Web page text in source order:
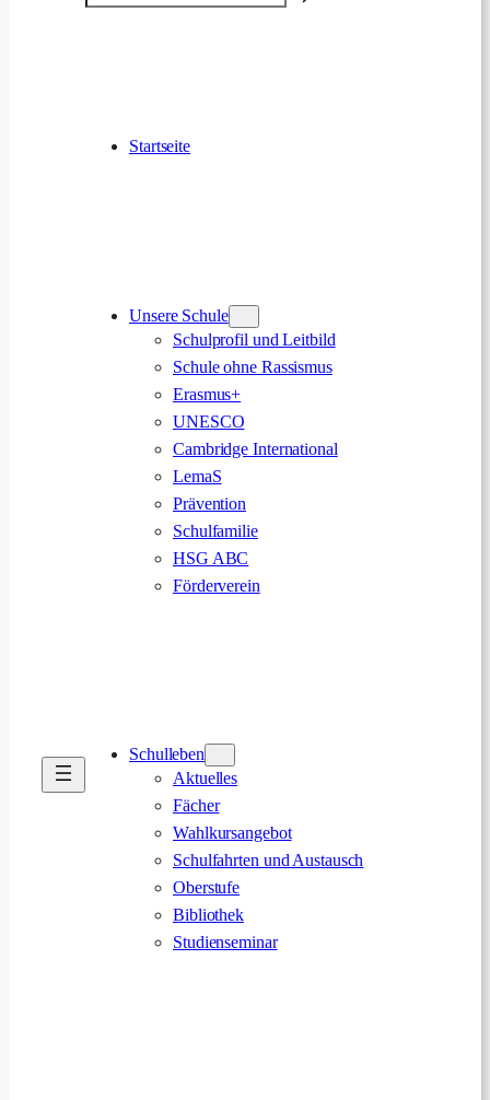
Startseite
Unsere Schule
Schulprofil und Leitbild
Schule ohne Rassismus
Erasmus+
UNESCO
Cambridge International
LemaS
Prävention
Schulfamilie
HSG ABC
Förderverein
Schulleben
Aktuelles
Fächer
Wahlkursangebot
Schulfahrten und Austausch
Oberstufe
Bibliothek
Studienseminar